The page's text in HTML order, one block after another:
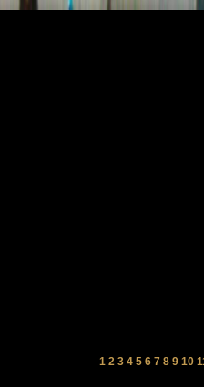
1 2 3 4 5 6 7 8 9 10